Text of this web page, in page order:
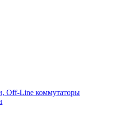
Off-Line коммутаторы